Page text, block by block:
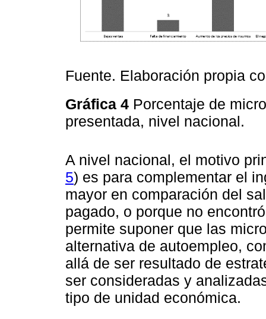
Fuente. Elaboración propia
Gráfica 4 Porcentaje de
presentada, nivel nacional.
A nivel nacional, el motivo
5) es para complementar el
mayor en comparación del
pagado, o porque no
permite suponer que las
alternativa de autoempleo,
allá de ser resultado de
ser consideradas y
tipo de unidad económica.